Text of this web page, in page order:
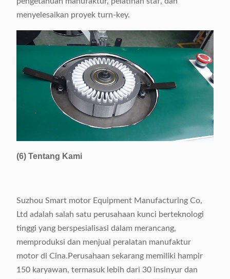
menyelesaikan proyek turn-key.
(6) Tentang Kami
Suzhou Smart motor Equipment Manufacturing Co,
Ltd adalah salah satu perusahaan kunci berteknologi
tinggi yang berspesialisasi dalam merancang,
memproduksi dan menjual peralatan manufaktur
motor di Cina.Perusahaan sekarang memiliki hampir
150 karyawan, termasuk lebih dari 30 insinyur dan